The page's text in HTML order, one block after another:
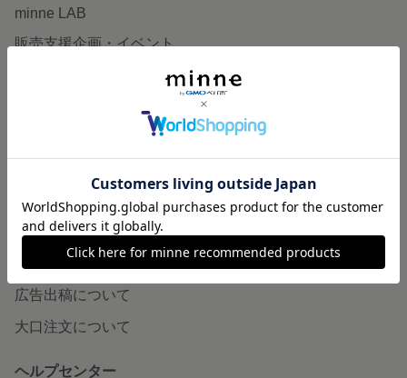
minne LAB
販売支援企画・イベント
minneとものづくりと
minneの本
企業の方へ
広告出稿について
大口注文について
ヘルプセンター